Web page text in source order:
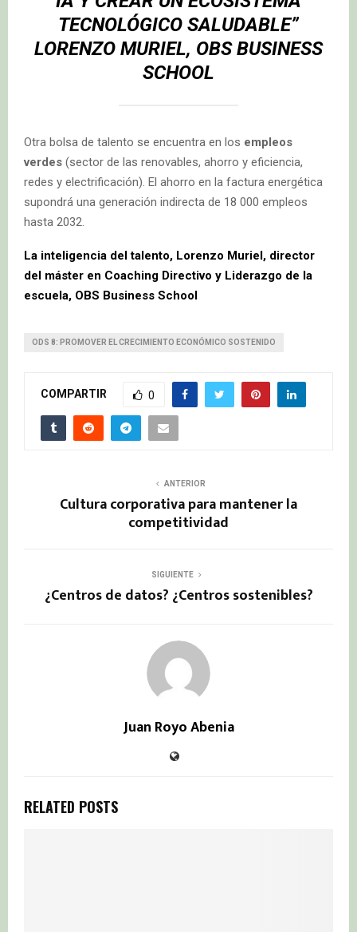
TECNOLÓGICO SALUDABLE”
LORENZO MURIEL, OBS BUSINESS
SCHOOL
Otra bolsa de talento se encuentra en los empleos
verdes (sector de las renovables, ahorro y eficiencia,
redes y electrificación). El ahorro en la factura energética
supondrá una generación indirecta de 18 000 empleos
hasta 2032.
La inteligencia del talento, Lorenzo Muriel, director
del máster en Coaching Directivo y Liderazgo de la
escuela, OBS Business School
ODS 8: PROMOVER EL CRECIMIENTO ECONÓMICO SOSTENIDO
COMPARTIR 0
ANTERIOR
Cultura corporativa para mantener la
competitividad
SIGUIENTE
¿Centros de datos? ¿Centros sostenibles?
Juan Royo Abenia
RELATED POSTS